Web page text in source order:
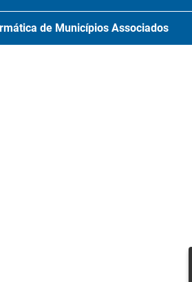
de Municípios Associados